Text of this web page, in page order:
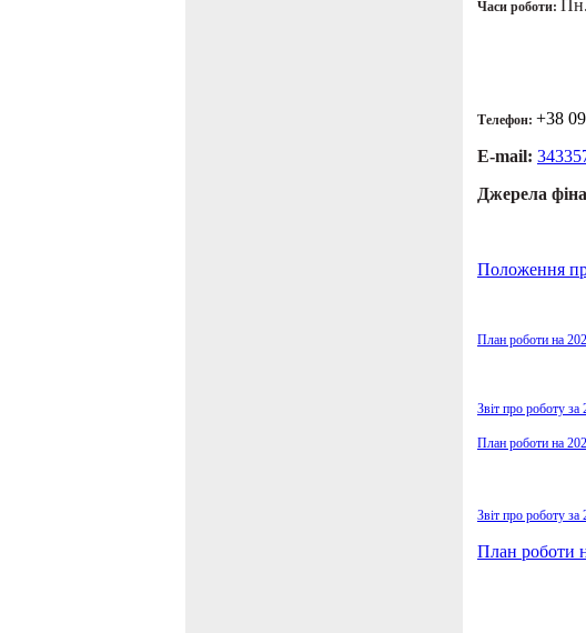
Часи роботи:
Телефон: +38
Е-mail:
Джерела
Положення
План роботи на
Звіт про роботу за
План роботи на
Звіт про роботу за
План роботи